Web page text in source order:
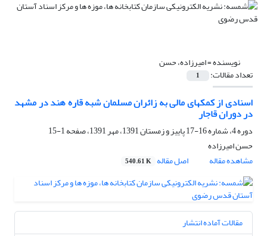
نویسنده =امیرزاده، حسن
تعداد مقالات: 1
اسنادی از کمکهای مالی به زائران مسلمان شبه قاره هند در مشهد
در دوران قاجار
دوره 4، شماره 16-17 پاییز و زمستان 1391، مهر 1391، صفحه
1-15
حسن امیرزاده
مشاهده مقاله
اصل مقاله 540.61 K
مقالات آماده انتشار